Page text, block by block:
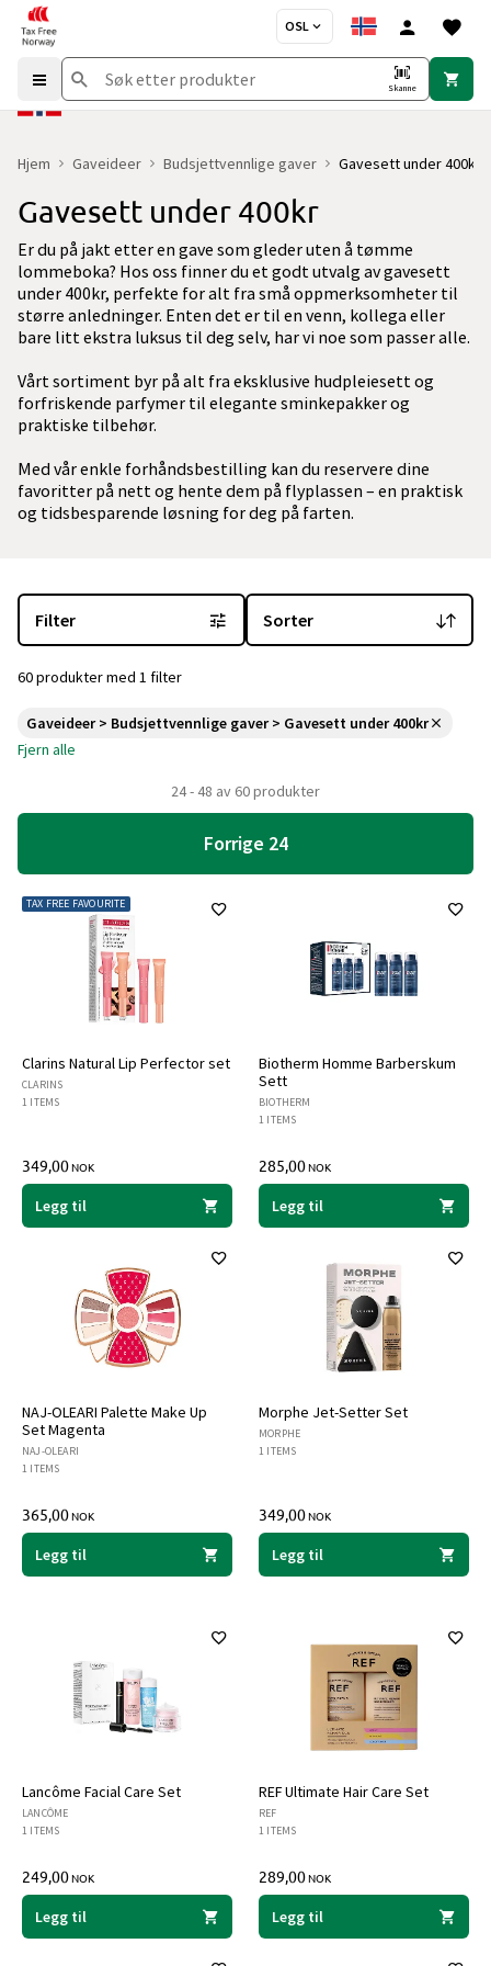
OSL
Skanne
Hjem Gaveideer Budsjettvennlige gaver Gavesett under 400kr
Gavesett under 400kr
Er du på jakt etter en gave som gleder uten å tømme
lommeboka? Hos oss finner du et godt utvalg av gavesett
under 400kr, perfekte for alt fra små oppmerksomheter til
større anledninger. Enten det er til en venn, kollega eller
bare litt ekstra luksus til deg selv, har vi noe som passer alle.
Vårt sortiment byr på alt fra eksklusive hudpleiesett og
forfriskende parfymer til elegante sminkepakker og
praktiske tilbehør.
Med vår enkle forhåndsbestilling kan du reservere dine
favoritter på nett og hente dem på flyplassen – en praktisk
og tidsbesparende løsning for deg på farten.
Filter Sorter
60 produkter med 1 filter
Gaveideer > Budsjettvennlige gaver > Gavesett under 400kr
Fjern alle
24 - 48 av 60 produkter
Forrige 24
Clarins Natural Lip Perfector set
TAX FREE FAVOURITE
CLARINS
1 ITEMS
349,00NOK
Legg til
Biotherm Homme Barberskum
Sett
BIOTHERM
1 ITEMS
285,00NOK
Legg til
NAJ-OLEARI Palette Make Up
Set Magenta
NAJ-OLEARI
1 ITEMS
365,00NOK
Legg til
Morphe Jet-Setter Set
MORPHE
1 ITEMS
349,00NOK
Legg til
Lancôme Facial Care Set
LANCÔME
1 ITEMS
249,00NOK
Legg til
REF Ultimate Hair Care Set
REF
1 ITEMS
289,00NOK
Legg til